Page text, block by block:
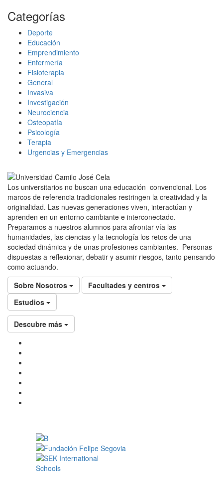
Categorías
Deporte
Educación
Emprendimiento
Enfermería
Fisioterapia
General
Invasiva
Investigación
Neurociencia
Osteopatía
Psicología
Terapia
Urgencias y Emergencias
Los universitarios no buscan una educación convencional. Los
marcos de referencia tradicionales restringen la creatividad y la
originalidad. Las nuevas generaciones viven, interactúan y
aprenden en un entorno cambiante e interconectado.
Preparamos a nuestros alumnos para afrontar vía las
humanidades, las ciencias y la tecnología los retos de una
sociedad dinámica y de unas profesiones cambiantes. Personas
dispuestas a reflexionar, debatir y asumir riesgos, tanto pensando
como actuando.
Sobre Nosotros
Facultades y centros
Estudios
Descubre más